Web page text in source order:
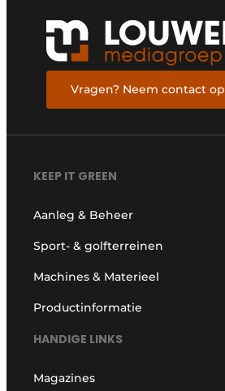
Vragen? Neem contact op
KEEP IT GREEN
Aanleg & Beheer
Sport- & golfterreinen
Machines & Materieel
Productinformatie
HANDIGE LINKS
Magazines